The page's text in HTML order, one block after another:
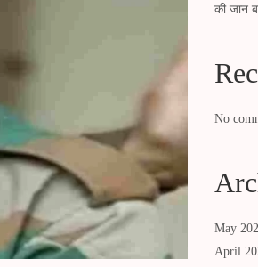
की जान
No
May
April